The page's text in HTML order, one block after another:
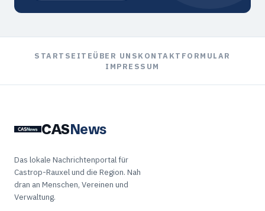
STARTSEITEÜBER UNSKONTAKTFORMULAR
IMPRESSUM
CASNews
Das lokale Nachrichtenportal für
Castrop-Rauxel und die Region. Nah
dran an Menschen, Vereinen und
Verwaltung.